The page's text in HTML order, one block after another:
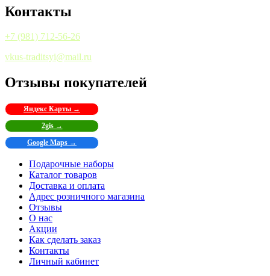
Контакты
+7 (981) 712-56-26
vkus-traditsyi@mail.ru
Отзывы покупателей
Яндекс Карты →
2gis →
Google Maps →
Подарочные наборы
Каталог товаров
Доставка и оплата
Адрес розничного магазина
Отзывы
О нас
Акции
Как сделать заказ
Контакты
Личный кабинет